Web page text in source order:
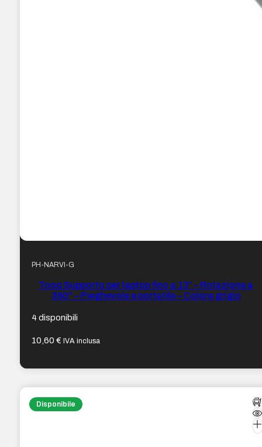
PH-NARVI-G
Tooq Supporto per laptop fino a 13″ – Rotazione a
360° – Pieghevole e portatile – Colore grigio
4 disponibili
10,60€ IVA inclusa
Disponibile